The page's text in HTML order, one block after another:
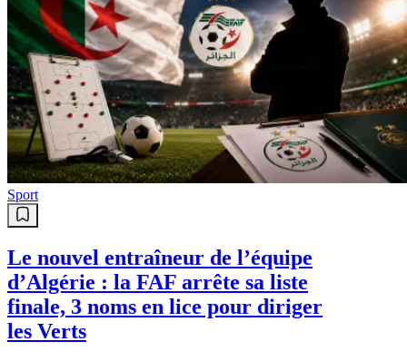
Sport
Le nouvel entraîneur de l’équipe
d’Algérie : la FAF arrête sa liste
finale, 3 noms en lice pour diriger
les Verts